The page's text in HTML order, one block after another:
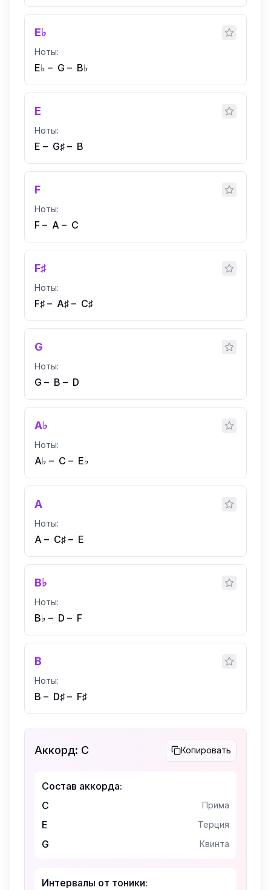
E♭
Ноты:
E♭ – G – B♭
E
Ноты:
E – G♯ – B
F
Ноты:
F – A – C
F♯
Ноты:
F♯ – A♯ – C♯
G
Ноты:
G – B – D
A♭
Ноты:
A♭ – C – E♭
A
Ноты:
A – C♯ – E
B♭
Ноты:
B♭ – D – F
B
Ноты:
B – D♯ – F♯
Аккорд: C Копировать
Состав аккорда:
C
Прима
E Терция
G Квинта
Интервалы от тоники: